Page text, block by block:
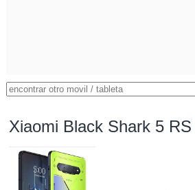
Xiaomi Black Shark 5